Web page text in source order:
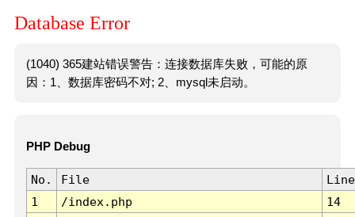
Database Error
(1040) 365建站错误警告：连接数据库失败，可能的原
因：1、数据库密码不对; 2、mysql未启动。
PHP Debug
No. File
Line
1
/index.php 14